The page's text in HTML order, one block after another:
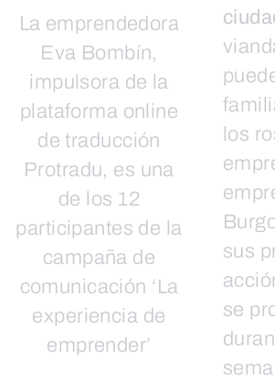
La emprendedora
Eva Bombín,
impulsora de la
plataforma online
de traducción
Protradu, es una
de los 12
participantes de la
campaña de
comunicación ‘La
experiencia de
emprender’
los
sus
se